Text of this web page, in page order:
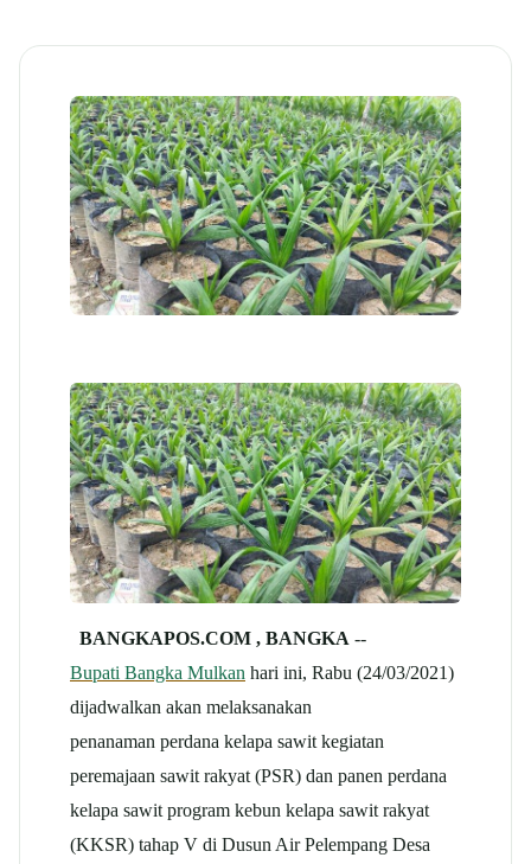
BANGKAPOS.COM , BANGKA --
Bupati Bangka Mulkan hari ini, Rabu (24/03/2021)
dijadwalkan akan melaksanakan
penanaman perdana kelapa sawit kegiatan
peremajaan sawit rakyat (PSR) dan panen perdana
kelapa sawit program kebun kelapa sawit rakyat
(KKSR) tahap V di Dusun Air Pelempang Desa